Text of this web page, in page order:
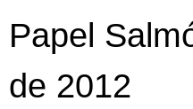
Papel
de 2012